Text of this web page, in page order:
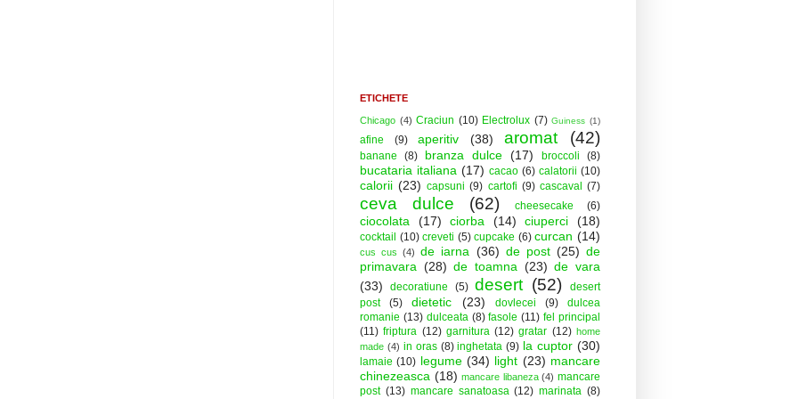
ETICHETE
Chicago (4) Craciun (10) Electrolux (7) Guiness (1)
afine (9) aperitiv (38) aromat (42)
banane (8) branza dulce (17) broccoli (8)
bucataria italiana (17) cacao (6) calatorii (10)
calorii (23) capsuni (9) cartofi (9) cascaval (7)
ceva dulce (62) cheesecake (6)
ciocolata (17) ciorba (14) ciuperci (18)
cocktail (10) creveti (5) cupcake (6) curcan (14)
cus cus (4) de iarna (36) de post (25) de
primavara (28) de toamna (23) de vara
(33)
decoratiune (5) desert (52)
desert
post
(5) dietetic (23) dovlecei (9)
dulcea
romanie (13) dulceata (8) fasole (11) fel principal
(11) friptura (12) garnitura (12) gratar (12) home
made (4) in oras (8) inghetata (9) la cuptor (30)
lamaie (10) legume (34) light (23) mancare
chinezeasca (18) mancare libaneza (4) mancare
post (13) mancare sanatoasa (12) marinata (8)